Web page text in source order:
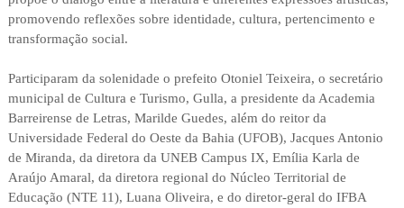
promovendo reflexões sobre identidade, cultura, pertencimento e
transformação social.
Participaram da solenidade o prefeito Otoniel Teixeira, o secretário
municipal de Cultura e Turismo, Gulla, a presidente da Academia
Barreirense de Letras, Marilde Guedes, além do reitor da
Universidade Federal do Oeste da Bahia (UFOB), Jacques Antonio
de Miranda, da diretora da UNEB Campus IX, Emília Karla de
Araújo Amaral, da diretora regional do Núcleo Territorial de
Educação (NTE 11), Luana Oliveira, e do diretor-geral do IFBA